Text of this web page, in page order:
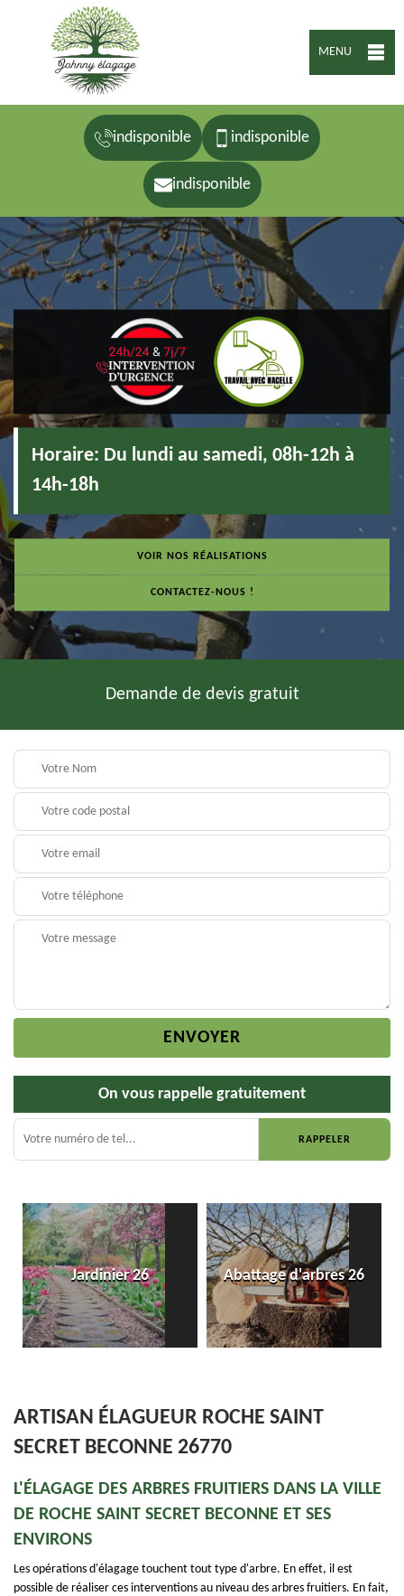
MENU
indisponible indisponible
indisponible
Horaire: Du lundi au samedi, 08h-12h à
14h-18h
VOIR NOS RÉALISATIONS
CONTACTEZ-NOUS !
Demande de devis gratuit
On vous rappelle gratuitement
Jardinier 26 Abattage d'arbres 26
ARTISAN ÉLAGUEUR ROCHE SAINT
SECRET BECONNE 26770
L'ÉLAGAGE DES ARBRES FRUITIERS DANS LA VILLE
DE ROCHE SAINT SECRET BECONNE ET SES
ENVIRONS
Les opérations d'élagage touchent tout type d'arbre. En effet, il est
possible de réaliser ces interventions au niveau des arbres fruitiers. En fait,